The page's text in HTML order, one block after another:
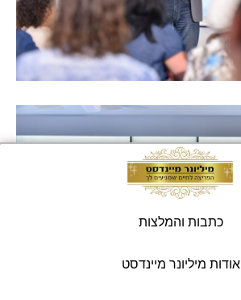
כתבות והמלצות
אודות מיליונר מיינדסט